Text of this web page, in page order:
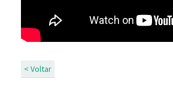
< Voltar